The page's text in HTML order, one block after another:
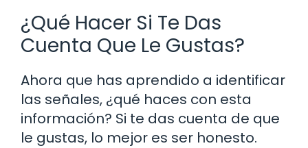
¿Qué Hacer Si Te Das
Cuenta Que Le Gustas?
Ahora que has aprendido a identificar
las señales, ¿qué haces con esta
información? Si te das cuenta de que
le gustas, lo mejor es ser honesto.